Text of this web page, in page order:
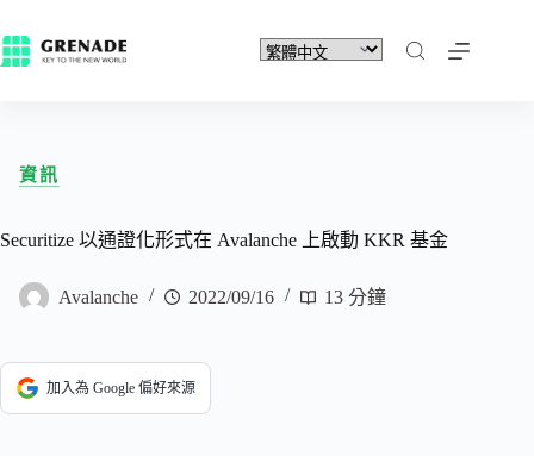
資訊
Securitize 以通證化形式在 Avalanche 上啟動 KKR 基金
Avalanche 2022/09/16 13 分鐘
加入為 Google 偏好來源